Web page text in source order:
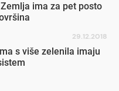
ima za pet posto
29.12.2018
s više zelenila imaju